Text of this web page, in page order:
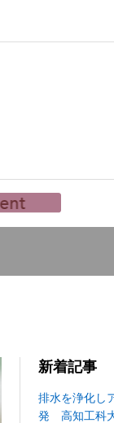
新着記事
排水を浄化し
発 高知工科